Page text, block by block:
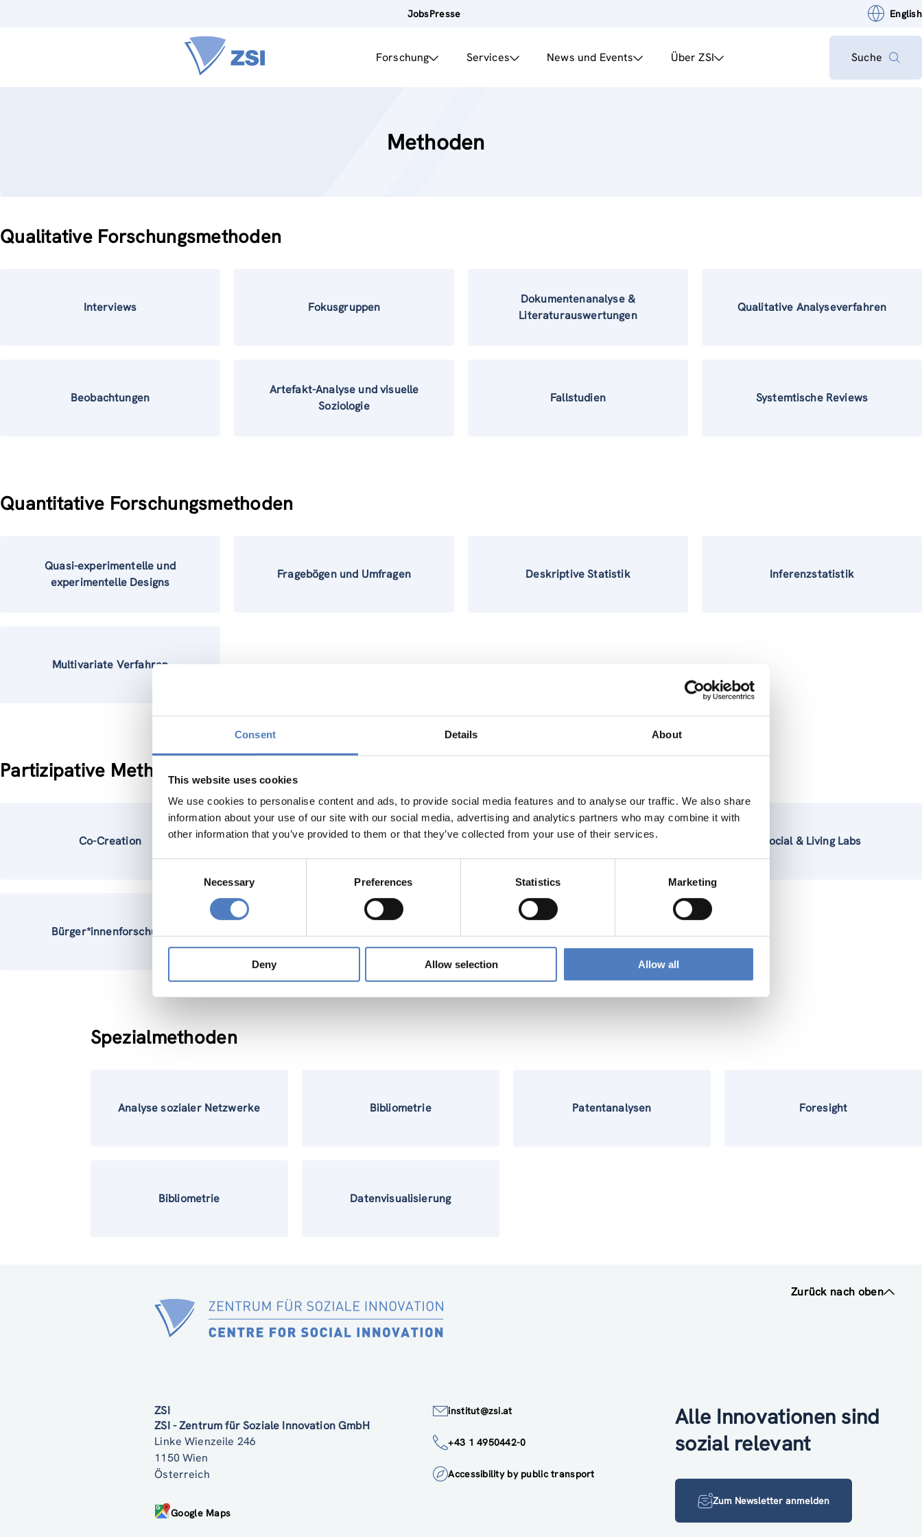
Consent Details About
This website uses cookies
We use cookies to personalise content and ads, to provide social media features and to analyse our traffic. We also share
information about your use of our site with our social media, advertising and analytics partners who may combine it with
other information that you’ve provided to them or that they’ve collected from your use of their services.
Necessary Preferences Statistics Marketing
Deny Allow selection Allow all
JobsPresse English
Forschung Services News und Events Über ZSI Suche
Methoden
Qualitative Forschungsmethoden
Interviews Fokusgruppen
Dokumentenanalyse &
Literaturauswertungen
Qualitative Analyseverfahren
Beobachtungen
Artefakt-Analyse und visuelle
Soziologie
Fallstudien Systemtische Reviews
Quantitative Forschungsmethoden
Quasi-experimentelle und
experimentelle Designs
Fragebögen und Umfragen Deskriptive Statistik Inferenzstatistik
Multivariate Verfahren
Partizipative Methoden
Co-Creation Co-Design und Design-Thinking Co-Evaluation Social & Living Labs
Bürger*innenforschung
Konstruktive
Technikfolgenabschätzung
Workshops- und dialogische
Formate
Spezialmethoden
Analyse sozialer Netzwerke Bibliometrie Patentanalysen Foresight
Bibliometrie Datenvisualisierung
Zurück nach oben
ZSI
ZSI - Zentrum für Soziale Innovation GmbH
Linke Wienzeile 246
1150 Wien
Österreich
Google Maps
institut@zsi.at
+43 1 4950442-0
Accessibility by public transport
Alle Innovationen sind
sozial relevant
Zum Newsletter anmelden